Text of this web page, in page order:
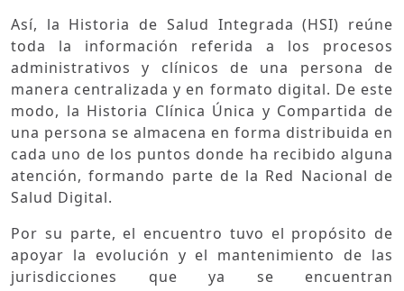
Así, la Historia de Salud Integrada (HSI) reúne
toda la información referida a los procesos
administrativos y clínicos de una persona de
manera centralizada y en formato digital. De este
modo, la Historia Clínica Única y Compartida de
una persona se almacena en forma distribuida en
cada uno de los puntos donde ha recibido alguna
atención, formando parte de la Red Nacional de
Salud Digital.
Por su parte, el encuentro tuvo el propósito de
apoyar la evolución y el mantenimiento de las
jurisdicciones que ya se encuentran